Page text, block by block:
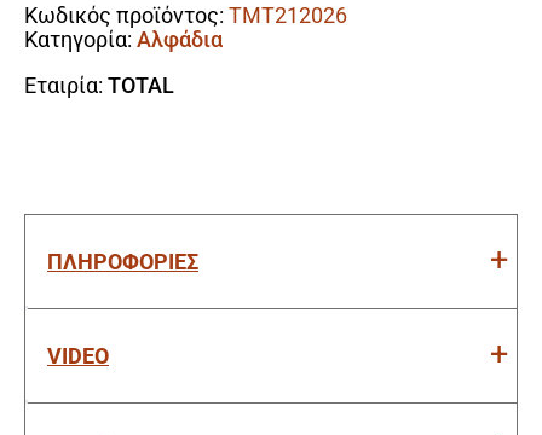
μάτια
ποσότητα
Κωδικός προϊόντος: TMT212026
Κατηγορία: Αλφάδια
Εταιρία: TOTAL
ΠΛΗΡΟΦΟΡΙΕΣ
VIDEO